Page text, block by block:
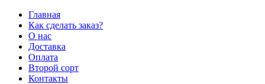
Главная
Как сделать заказ?
О нас
Доставка
Оплата
Второй сорт
Контакты